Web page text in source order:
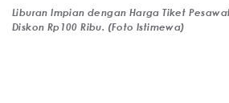
Liburan Impian dengan Harga Tiket
Diskon Rp100 Ribu. (Foto Istimewa)